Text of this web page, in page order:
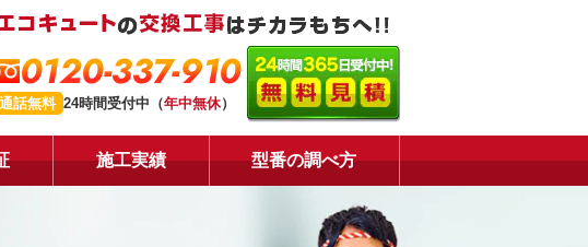
0120-337-910
通話無料 24時間受付中（年中無休）
施工実績 型番の調べ方